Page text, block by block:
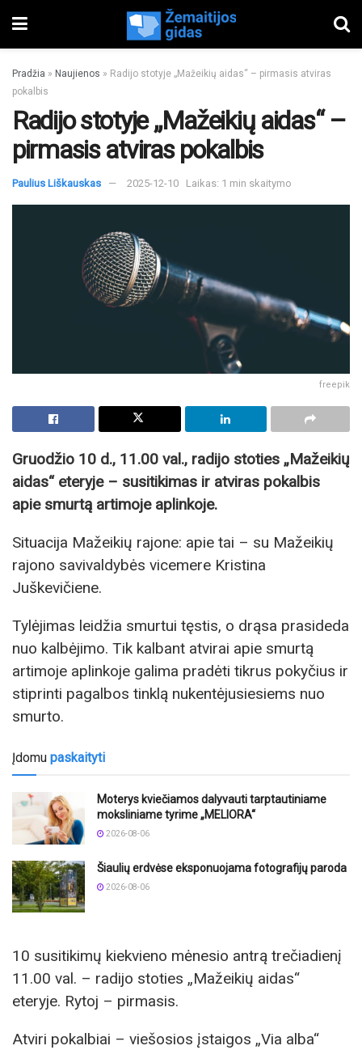
Pradžia » Naujienos » Radijo stotyje „Mažeikių aidas“ – pirmasis atviras
pokalbis
Radijo stotyje „Mažeikių aidas“ –
pirmasis atviras pokalbis
Paulius Liškauskas 2025-12-10 Laikas: 1 min skaitymo
freepik
Gruodžio 10 d., 11.00 val., radijo stoties „Mažeikių
aidas“ eteryje – susitikimas ir atviras pokalbis
apie smurtą artimoje aplinkoje.
Situacija Mažeikių rajone: apie tai – su Mažeikių
rajono savivaldybės vicemere Kristina
Juškevičiene.
Tylėjimas leidžia smurtui tęstis, o drąsa prasideda
nuo kalbėjimo. Tik kalbant atvirai apie smurtą
artimoje aplinkoje galima pradėti tikrus pokyčius ir
stiprinti pagalbos tinklą nukentėjusiesiems nuo
smurto.
Įdomu paskaityti
Moterys kviečiamos dalyvauti tarptautiniame
moksliniame tyrime „MELIORA“
2026-08-06
Šiaulių erdvėse eksponuojama fotografijų paroda
2026-08-06
10 susitikimų kiekvieno mėnesio antrą trečiadienį
11.00 val. – radijo stoties „Mažeikių aidas“
eteryje. Rytoj – pirmasis.
Atviri pokalbiai – viešosios įstaigos „Via alba“